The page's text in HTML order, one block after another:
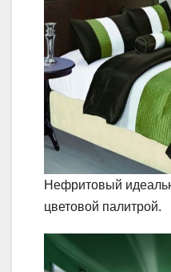
Нефритовый
цветовой палитрой.